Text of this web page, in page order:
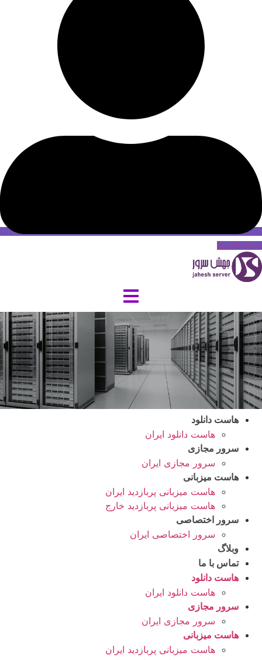
حساب کاربری
هاست دانلود
هاست دانلود ایران
سرور مجازی
سرور مجازی ایران
هاست میزبانی
هاست میزبانی پربازدید ایران
هاست میزبانی پربازدید خارج
سرور اختصاصی
سرور اختصاصی ایران
وبلاگ
تماس با ما
هاست دانلود
هاست دانلود ایران
سرور مجازی
سرور مجازی ایران
هاست میزبانی
هاست میزبانی پربازدید ایران